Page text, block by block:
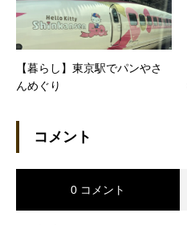
【暮らし】東京駅でパンやさ
んめぐり
コメント
0 コメント